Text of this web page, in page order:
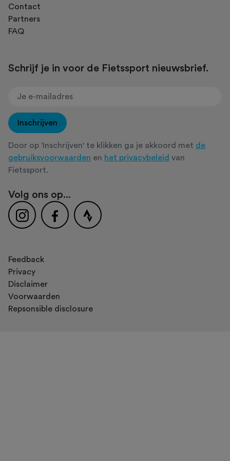
Contact
Partners
FAQ
Schrijf je in voor de Fietssport nieuwsbrief.
Inschrijven
Door op 'Inschrijven' te klikken ga je akkoord met de
gebruiksvoorwaarden en het privacybeleid van
Fietssport.
Volg ons op...
Feedback
Privacy
Disclaimer
Voorwaarden
Repsonsible disclosure